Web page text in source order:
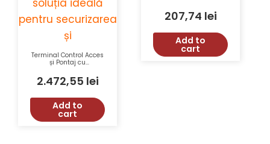
Terminal Control Acces
și Pontaj cu
UNV OET-213H-BTM32,
Ecran Touch 7 Inch,
Recunoaștere >99%
2.472,55 lei
Add to
cart
Interior/Exterior
207,74 lei
Add to
cart